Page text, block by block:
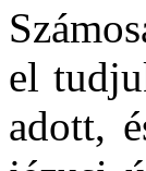
el
adott,